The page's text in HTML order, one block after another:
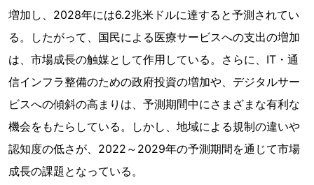
増加し、2028年には6.2兆米ドルに達すると予測されてい
る。したがって、国民による医療サービスへの支出の増加
は、市場成長の触媒として作用している。さらに、IT・通
信インフラ整備のための政府投資の増加や、デジタルサー
ビスへの傾斜の高まりは、予測期間中にさまざまな有利な
機会をもたらしている。しかし、地域による規制の違いや
認知度の低さが、2022～2029年の予測期間を通じて市場
成長の課題となっている。